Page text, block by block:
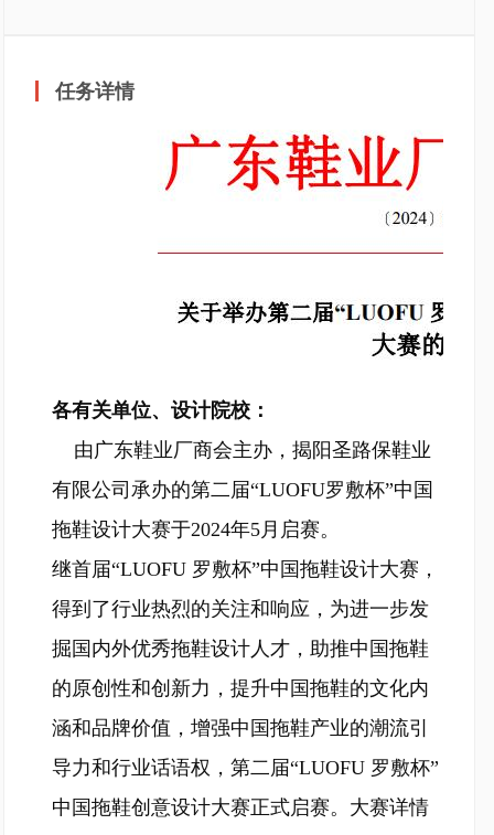
任务详情
各有关单位、设计院校：
由广东鞋业厂商会主办，揭阳圣路保鞋业
有限公司承办的第二届“LUOFU罗敷杯”中国
拖鞋设计大赛于2024年5月启赛。
继首届“LUOFU 罗敷杯”中国拖鞋设计大赛，
得到了行业热烈的关注和响应，为进一步发
掘国内外优秀拖鞋设计人才，助推中国拖鞋
的原创性和创新力，提升中国拖鞋的文化内
涵和品牌价值，增强中国拖鞋产业的潮流引
导力和行业话语权，第二届“LUOFU 罗敷杯”
中国拖鞋创意设计大赛正式启赛。大赛详情